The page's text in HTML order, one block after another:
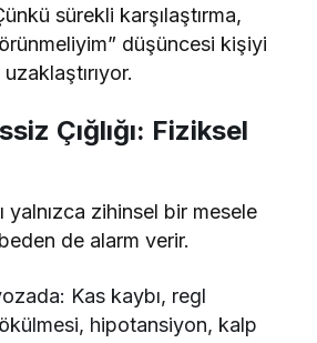
sürekli karşılaştırma,
düşüncesi kişiyi
Çığlığı: Fiziksel
yalnızca zihinsel bir mesele
de alarm verir.
Kas kaybı, regl
hipotansiyon, kalp